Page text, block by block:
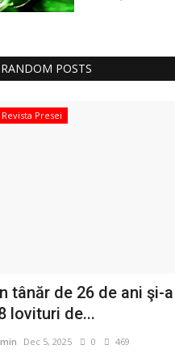
RANDOM POSTS
Revista Presei
tânăr de 26 de ani şi-
lovituri de...
Dec 5, 2025 0 469